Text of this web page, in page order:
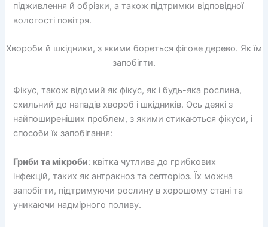
підживлення й обрізки, а також підтримки відповідної
вологості повітря.
Хвороби й шкідники, з якими бореться фігове дерево. Як їм
запобігти.
Фікус, також відомий як фікус, як і будь-яка рослина,
схильний до нападів хвороб і шкідників. Ось деякі з
найпоширеніших проблем, з якими стикаються фікуси, і
способи їх запобігання:
Гриби та мікроби: квітка чутлива до грибкових
інфекцій, таких як антракноз та септоріоз. Їх можна
запобігти, підтримуючи рослину в хорошому стані та
уникаючи надмірного поливу.